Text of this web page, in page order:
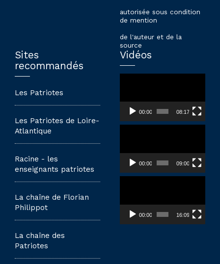
autorisée sous condition
de mention
de l'auteur et de la
source
Sites
recommandés
Les Patriotes
Les Patriotes de Loire-
Atlantique
Racine - les
enseignants patriotes
La chaîne de Florian
Philippot
La chaîne des
Patriotes
Vidéos
00:00 08:17
00:00 09:00
00:00 16:09